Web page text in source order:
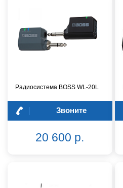
Радиосистема BOSS WL-20L
Звоните
20 600 р.